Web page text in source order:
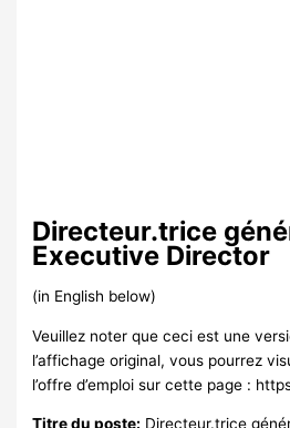
Directeur.trice
Executive Director
(in English below)
Veuillez noter que ceci est une
l’affichage original, vous pourrez
l’offre d’emploi sur cette page :
Titre du poste: Directeur.trice